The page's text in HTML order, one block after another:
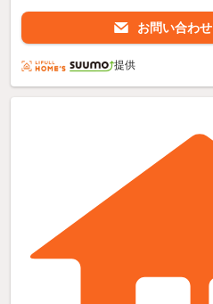
お問い合わせ
提供